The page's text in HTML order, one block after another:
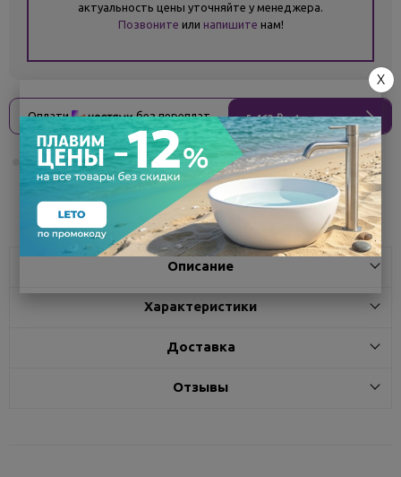
актуальность цены уточняйте у менеджера.
Позвоните или напишите нам!
Оплати без переплат 5 463 ₽x 4 платежа
Поделиться
Описание
Характеристики
Доставка
Отзывы
X